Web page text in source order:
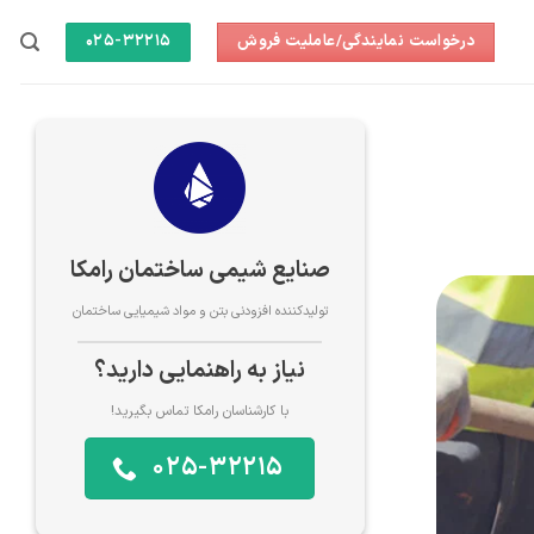
درخواست نمایندگی/عاملیت فروش 025-32215
صنایع شیمی ساختمان رامکا
تولیدکننده افزودنی بتن و مواد شیمیایی ساختمان
نیاز به راهنمایی دارید؟
با کارشناسان رامکا تماس بگیرید!
025-32215